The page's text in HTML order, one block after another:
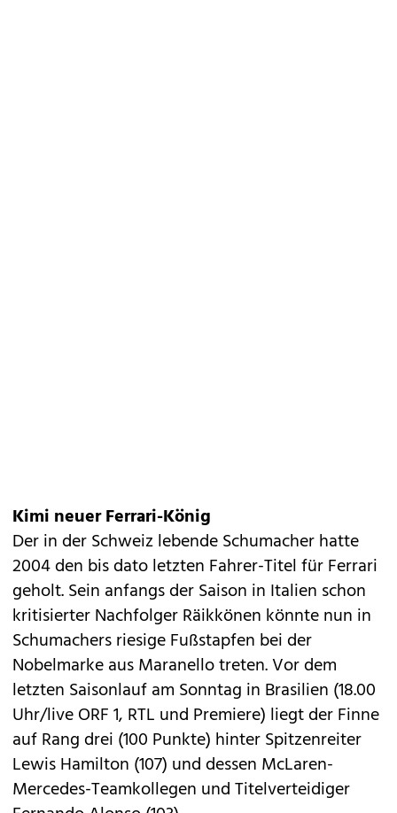
Kimi neuer Ferrari-König
Der in der Schweiz lebende Schumacher hatte
2004 den bis dato letzten Fahrer-Titel für Ferrari
geholt. Sein anfangs der Saison in Italien schon
kritisierter Nachfolger Räikkönen könnte nun in
Schumachers riesige Fußstapfen bei der
Nobelmarke aus Maranello treten. Vor dem
letzten Saisonlauf am Sonntag in Brasilien (18.00
Uhr/live ORF 1, RTL und Premiere) liegt der Finne
auf Rang drei (100 Punkte) hinter Spitzenreiter
Lewis Hamilton (107) und dessen McLaren-
Mercedes-Teamkollegen und Titelverteidiger